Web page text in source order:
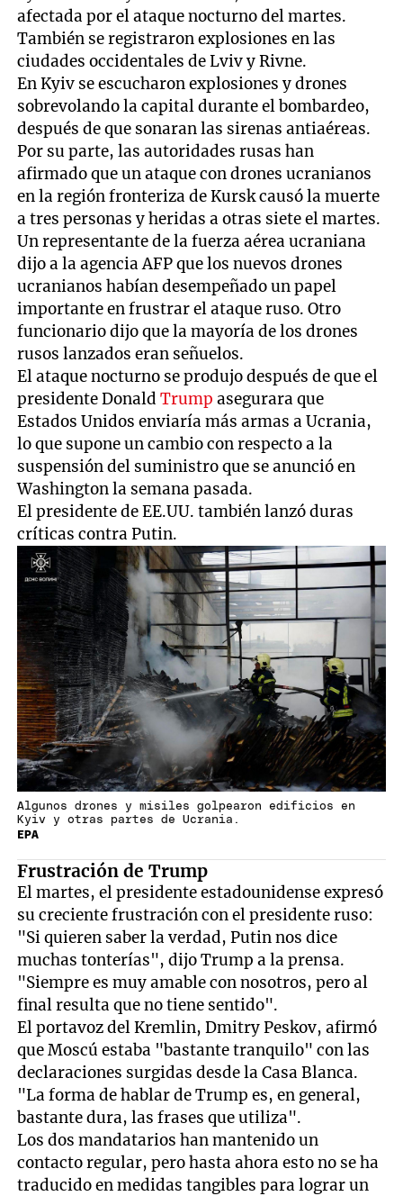
afectada por el ataque nocturno del martes.
También se registraron explosiones en las
ciudades occidentales de Lviv y Rivne.
En Kyiv se escucharon explosiones y drones
sobrevolando la capital durante el bombardeo,
después de que sonaran las sirenas antiaéreas.
Por su parte, las autoridades rusas han
afirmado que un ataque con drones ucranianos
en la región fronteriza de Kursk causó la muerte
a tres personas y heridas a otras siete el martes.
Un representante de la fuerza aérea ucraniana
dijo a la agencia AFP que los nuevos drones
ucranianos habían desempeñado un papel
importante en frustrar el ataque ruso. Otro
funcionario dijo que la mayoría de los drones
rusos lanzados eran señuelos.
El ataque nocturno se produjo después de que el
presidente DonaldTrump asegurara que
Estados Unidos enviaría más armas a Ucrania,
lo que supone un cambio con respecto a la
suspensión del suministro que se anunció en
Washington la semana pasada.
El presidente de EE.UU. también lanzó duras
críticas contra Putin.
EPA
Algunos drones y misiles golpearon edificios en
Kyiv y otras partes de Ucrania.
Frustración de Trump
El martes, el presidente estadounidense expresó
su creciente frustración con el presidente ruso:
"Si quieren saber la verdad, Putin nos dice
muchas tonterías", dijo Trump a la prensa.
"Siempre es muy amable con nosotros, pero al
final resulta que no tiene sentido".
El portavoz del Kremlin, Dmitry Peskov, afirmó
que Moscú estaba "bastante tranquilo" con las
declaraciones surgidas desde la Casa Blanca.
"La forma de hablar de Trump es, en general,
bastante dura, las frases que utiliza".
Los dos mandatarios han mantenido un
contacto regular, pero hasta ahora esto no se ha
traducido en medidas tangibles para lograr un